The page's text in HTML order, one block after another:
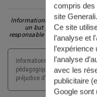
Informations non-
un but pédagogique et
responsable d'un préjudice
Informations non-
pédagogique et préventif.
préjudice d’aucune nature lié
compris des
site
Ce site
l’analyse et
l’analyse
avec les
publicitaire
Google sont